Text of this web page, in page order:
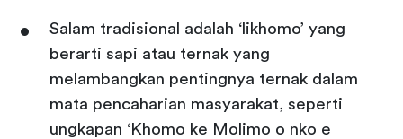
Salam tradisional adalah ‘likhomo’ yang
berarti sapi atau ternak yang
melambangkan pentingnya ternak dalam
mata pencaharian masyarakat, seperti
ungkapan ‘Khomo ke Molimo o nko e